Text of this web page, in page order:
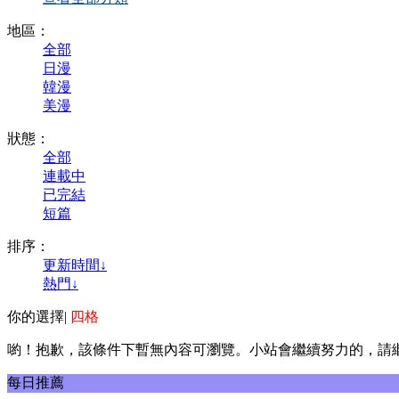
地區：
全部
日漫
韓漫
美漫
狀態：
全部
連載中
已完結
短篇
排序：
更新時間↓
熱門↓
你的選擇| 四格
喲！抱歉，該條件下暫無內容可瀏覽。小站會繼續努力的，請
每日推薦